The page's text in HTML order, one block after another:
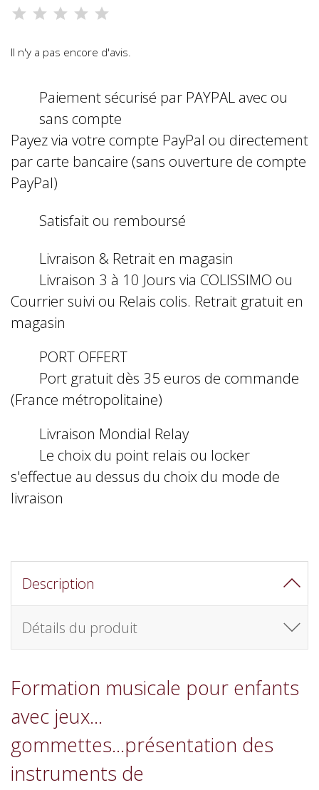
Il n'y a pas encore d'avis.
Paiement sécurisé par PAYPAL avec ou
sans compte
Payez via votre compte PayPal ou directement
par carte bancaire (sans ouverture de compte
PayPal)
Satisfait ou remboursé
Livraison & Retrait en magasin
Livraison 3 à 10 Jours via COLISSIMO ou
Courrier suivi ou Relais colis. Retrait gratuit en
magasin
PORT OFFERT
Port gratuit dès 35 euros de commande
(France métropolitaine)
Livraison Mondial Relay
Le choix du point relais ou locker
s'effectue au dessus du choix du mode de
livraison
Description
Détails du produit
Formation musicale pour enfants
avec jeux...
gommettes...présentation des
instruments de